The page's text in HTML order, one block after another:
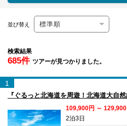
並び替え
検索結果
685件 ツアーが見つかりました。
1
『ぐるっと北海道を周遊！北海道大自然
109,900円 ～ 129,900
2泊3日